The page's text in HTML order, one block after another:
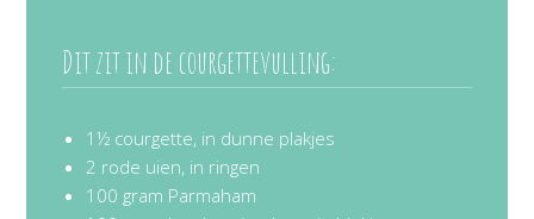
Dit zit in de courgettevulling:
1½ courgette, in dunne plakjes
2 rode uien, in ringen
100 gram Parmaham